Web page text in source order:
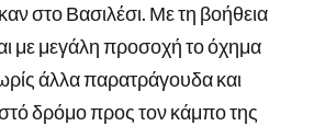
στο Βασιλέσι. Με τη βοήθεια
με μεγάλη προσοχή το όχημα
άλλα παρατράγουδα και
δρόμο προς τον κάμπο της